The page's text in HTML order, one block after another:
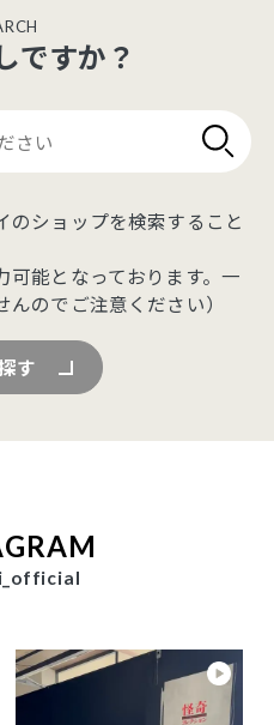
ですか？
のショップを検索すること
可能となっております。一
のでご注意ください）
す